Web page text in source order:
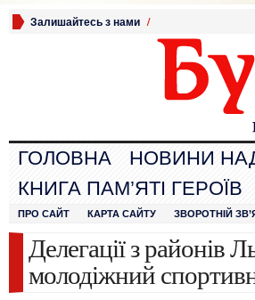
Залишайтесь з нами /
ГОЛОВНА НОВИНИ
КНИГА ПАМ’ЯТІ ГЕРОЇВ
ПРО САЙТ КАРТА САЙТУ ЗВОРОТНІЙ
Делегації з районів
молодіжний